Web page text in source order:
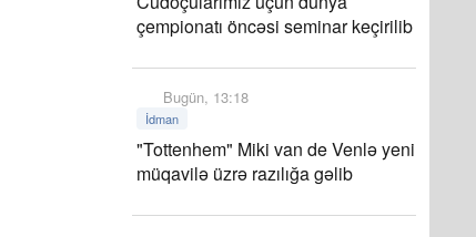
çempionatı öncəsi seminar keçirilib
Bugün, 13:18
İdman
"Tottenhem" Miki van de Venlə yeni
müqavilə üzrə razılığa gəlib